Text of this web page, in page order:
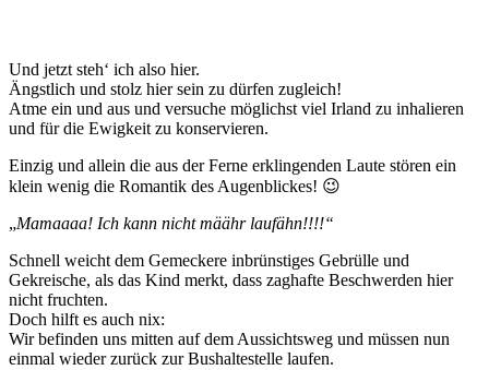
Und jetzt steh‘ ich also hier.
Ängstlich und stolz hier sein zu dürfen zugleich!
Atme ein und aus und versuche möglichst viel Irland zu inhalieren
und für die Ewigkeit zu konservieren.
Einzig und allein die aus der Ferne erklingenden Laute stören ein
klein wenig die Romantik des Augenblickes! 😉
„Mamaaaa! Ich kann nicht määhr laufähn!!!!“
Schnell weicht dem Gemeckere inbrünstiges Gebrülle und
Gekreische, als das Kind merkt, dass zaghafte Beschwerden hier
nicht fruchten.
Doch hilft es auch nix:
Wir befinden uns mitten auf dem Aussichtsweg und müssen nun
einmal wieder zurück zur Bushaltestelle laufen.